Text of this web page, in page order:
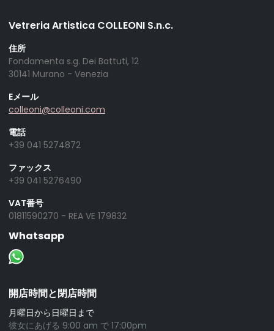
Vetreria Artistica COLLEONI S.n.c.
住所
Fondamenta s.g. Dei Battuti, 12
30141 Murano - Venezia
Eメール
colleoni@colleoni.com
電話
+39 041 5274872
ファックス
+39 041 5276490
VAT番号
01811590270 - REA VE 179832
Whatsapp
開店時間と閉店時間
月曜日から日曜日まで
彼女にあげる 9:00 am で 17:00pm